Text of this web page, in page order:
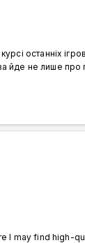
останніх
йде не лише про
I may find high-